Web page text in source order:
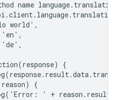
name
world',
{
{
' +